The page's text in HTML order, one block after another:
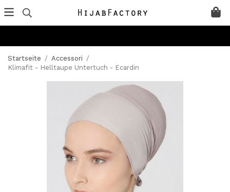
Startseite / Accessori /
Klimafit - Helltaupe Untertuch - Ecardin